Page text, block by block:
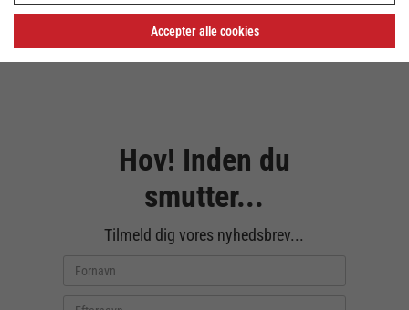
Hov! Inden du
smutter...
Tilmeld dig vores nyhedsbrev...
Accepter alle cookies